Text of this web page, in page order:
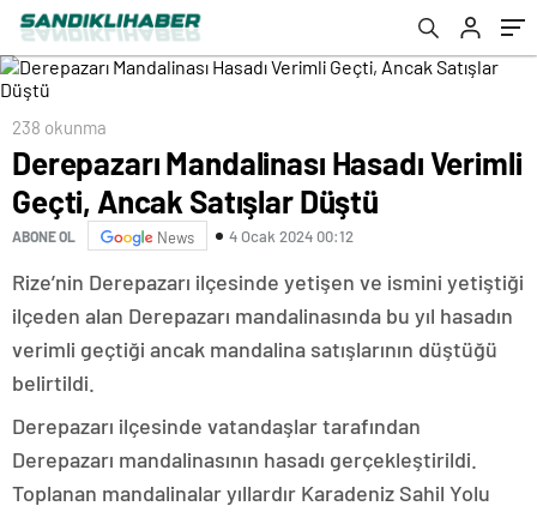
238 okunma
Derepazarı Mandalinası Hasadı Verimli
Geçti, Ancak Satışlar Düştü
ABONE OL News 4 Ocak 2024 00:12
Rize’nin Derepazarı ilçesinde yetişen ve ismini yetiştiği
ilçeden alan Derepazarı mandalinasında bu yıl hasadın
verimli geçtiği ancak mandalina satışlarının düştüğü
belirtildi.
Derepazarı ilçesinde vatandaşlar tarafından
Derepazarı mandalinasının hasadı gerçekleştirildi.
Toplanan mandalinalar yıllardır Karadeniz Sahil Yolu